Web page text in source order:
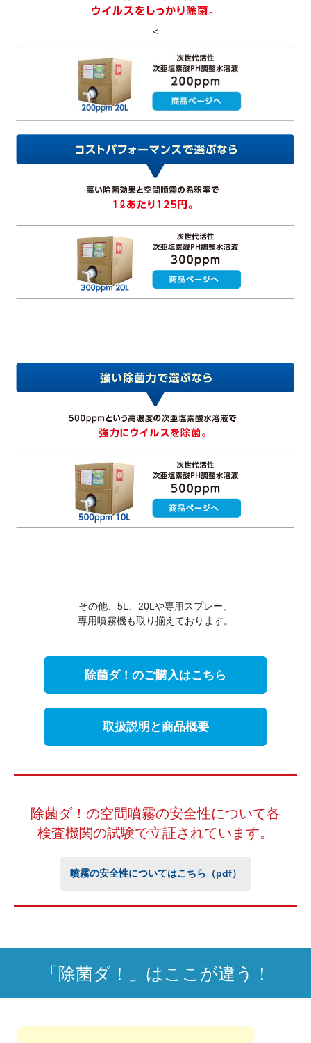
<
その他、5L、20Lや専用スプレー、
専用噴霧機も取り揃えております。
除菌ダ！のご購入はこちら
取扱説明と商品概要
除菌ダ！の空間噴霧の安全性について各
検査機関の試験で立証されています。
噴霧の安全性についてはこちら（pdf）
「除菌ダ！」はここが違う！